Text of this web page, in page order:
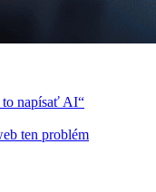
napísať AI“
ten problém